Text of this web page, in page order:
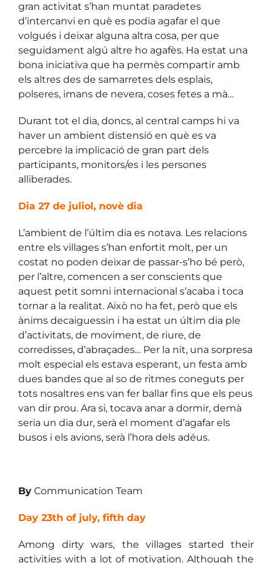
gran activitat s’han muntat paradetes
d’intercanvi en què es podia agafar el que
volgués i deixar alguna altra cosa, per que
seguidament algú altre ho agafès. Ha estat una
bona iniciativa que ha permès compartir amb
els altres des de samarretes dels esplais,
polseres, imans de nevera, coses fetes a mà…
Durant tot el dia, doncs, al central camps hi va
haver un ambient distensió en què es va
percebre la implicació de gran part dels
participants, monitors/es i les persones
alliberades.
Dia 27 de juliol, novè dia
L’ambient de l’últim dia es notava. Les relacions
entre els villages s’han enfortit molt, per un
costat no poden deixar de passar-s’ho bé però,
per l’altre, comencen a ser conscients que
aquest petit somni internacional s’acaba i toca
tornar a la realitat. Això no ha fet, però que els
ànims decaiguessin i ha estat un últim dia ple
d’activitats, de moviment, de riure, de
corredisses, d’abraçades… Per la nit, una sorpresa
molt especial els estava esperant, un festa amb
dues bandes que al so de ritmes coneguts per
tots nosaltres ens van fer ballar fins que els peus
van dir prou. Ara si, tocava anar a dormir, demà
seria un dia dur, serà el moment d’agafar els
busos i els avions, serà l’hora dels adéus.
By Communication Team
Day 23th of july, fifth day
Among dirty wars, the villages started their
activities with a lot of motivation. Although the